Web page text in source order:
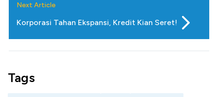
Next Article
Korporasi Tahan Ekspansi, Kredit Kian Seret!
Tags